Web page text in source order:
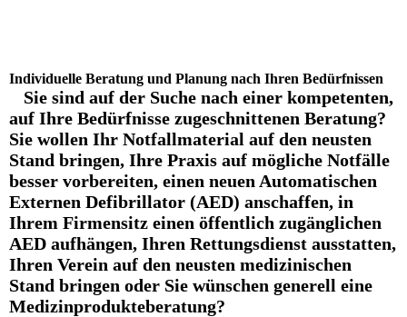
Individuelle Beratung und Planung nach Ihren Bedürfnissen
Sie sind auf der Suche nach einer kompetenten,
auf Ihre Bedürfnisse zugeschnittenen Beratung?
Sie wollen Ihr Notfallmaterial auf den neusten
Stand bringen, Ihre Praxis auf mögliche Notfälle
besser vorbereiten, einen neuen Automatischen
Externen Defibrillator (AED) anschaffen, in
Ihrem Firmensitz einen öffentlich zugänglichen
AED aufhängen, Ihren Rettungsdienst ausstatten,
Ihren Verein auf den neusten medizinischen
Stand bringen oder Sie wünschen generell eine
Medizinprodukteberatung?